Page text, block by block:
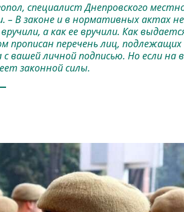
специалист Днепровского
В законе и в нормативных актах не
а как ее вручили. Как
прописан перечень лиц, подлежащих
вашей личной подписью. Но если на
законной силы.